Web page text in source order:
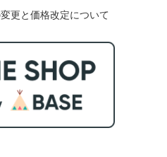
更と価格改定について